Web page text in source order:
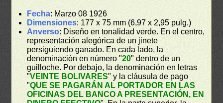
Fecha: Marzo 08 1926
Dimensiones: 177 x 75 mm (6,97 x 2,95 pulg.)
Anverso: Diseño en tonalidad verde. En el centro,
representación alegórica de un jinete
persiguiendo ganado. En cada lado, la
denominación en número "20" dentro de un
guilloche. Por debajo, la denominación en letras
"VEINTE BOLIVARES" y la cláusula de pago
"QUE SE PAGARÁN AL PORTADOR EN LAS
OFICINAS DEL BANCO A PRESENTACIÓN, EN